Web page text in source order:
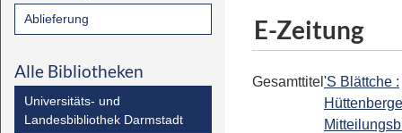
Ablieferung
Alle Bibliotheken
Universitäts- und
Landesbibliothek Darmstadt
E-Zeitung
Gesamttitel 'S Blättche :